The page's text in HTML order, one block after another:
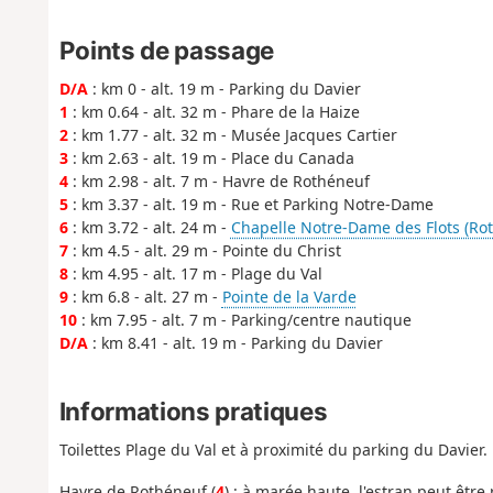
Points de passage
D/A: km 0 - alt. 19 m - Parking du Davier
1 : km 0.64 - alt. 32 m - Phare de la Haize
2: km 1.77 - alt. 32 m - Musée Jacques Cartier
3: km 2.63 - alt. 19 m - Place du Canada
4: km 2.98 - alt. 7 m - Havre de Rothéneuf
5: km 3.37 - alt. 19 m - Rue et Parking Notre-Dame
6: km 3.72 - alt. 24 m - Chapelle Notre-Dame des Flots
7: km 4.5 - alt. 29 m - Pointe du Christ
8: km 4.95 - alt. 17 m - Plage du Val
9: km 6.8 - alt. 27 m - Pointe de la Varde
10: km 7.95 - alt. 7 m - Parking/centre nautique
D/A: km 8.41 - alt. 19 m - Parking du Davier
Informations pratiques
Toilettes Plage du Val et à proximité du parking du Davier.